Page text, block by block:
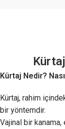
Kürtaj Nedir?
Kürtaj, rahim
bir yöntemdir.
Vajinal bir